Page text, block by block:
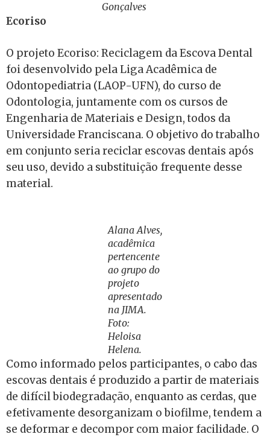
Gonçalves
Ecoriso
O projeto Ecoriso: Reciclagem da Escova Dental
foi desenvolvido pela Liga Acadêmica de
Odontopediatria (LAOP-UFN), do curso de
Odontologia, juntamente com os cursos de
Engenharia de Materiais e Design, todos da
Universidade Franciscana. O objetivo do trabalho
em conjunto seria reciclar escovas dentais após
seu uso, devido a substituição frequente desse
material.
Alana Alves,
acadêmica
pertencente
ao grupo do
projeto
apresentado
na JIMA.
Foto:
Heloisa
Helena.
Como informado pelos participantes, o cabo das
escovas dentais é produzido a partir de materiais
de difícil biodegradação, enquanto as cerdas, que
efetivamente desorganizam o biofilme, tendem a
se deformar e decompor com maior facilidade. O